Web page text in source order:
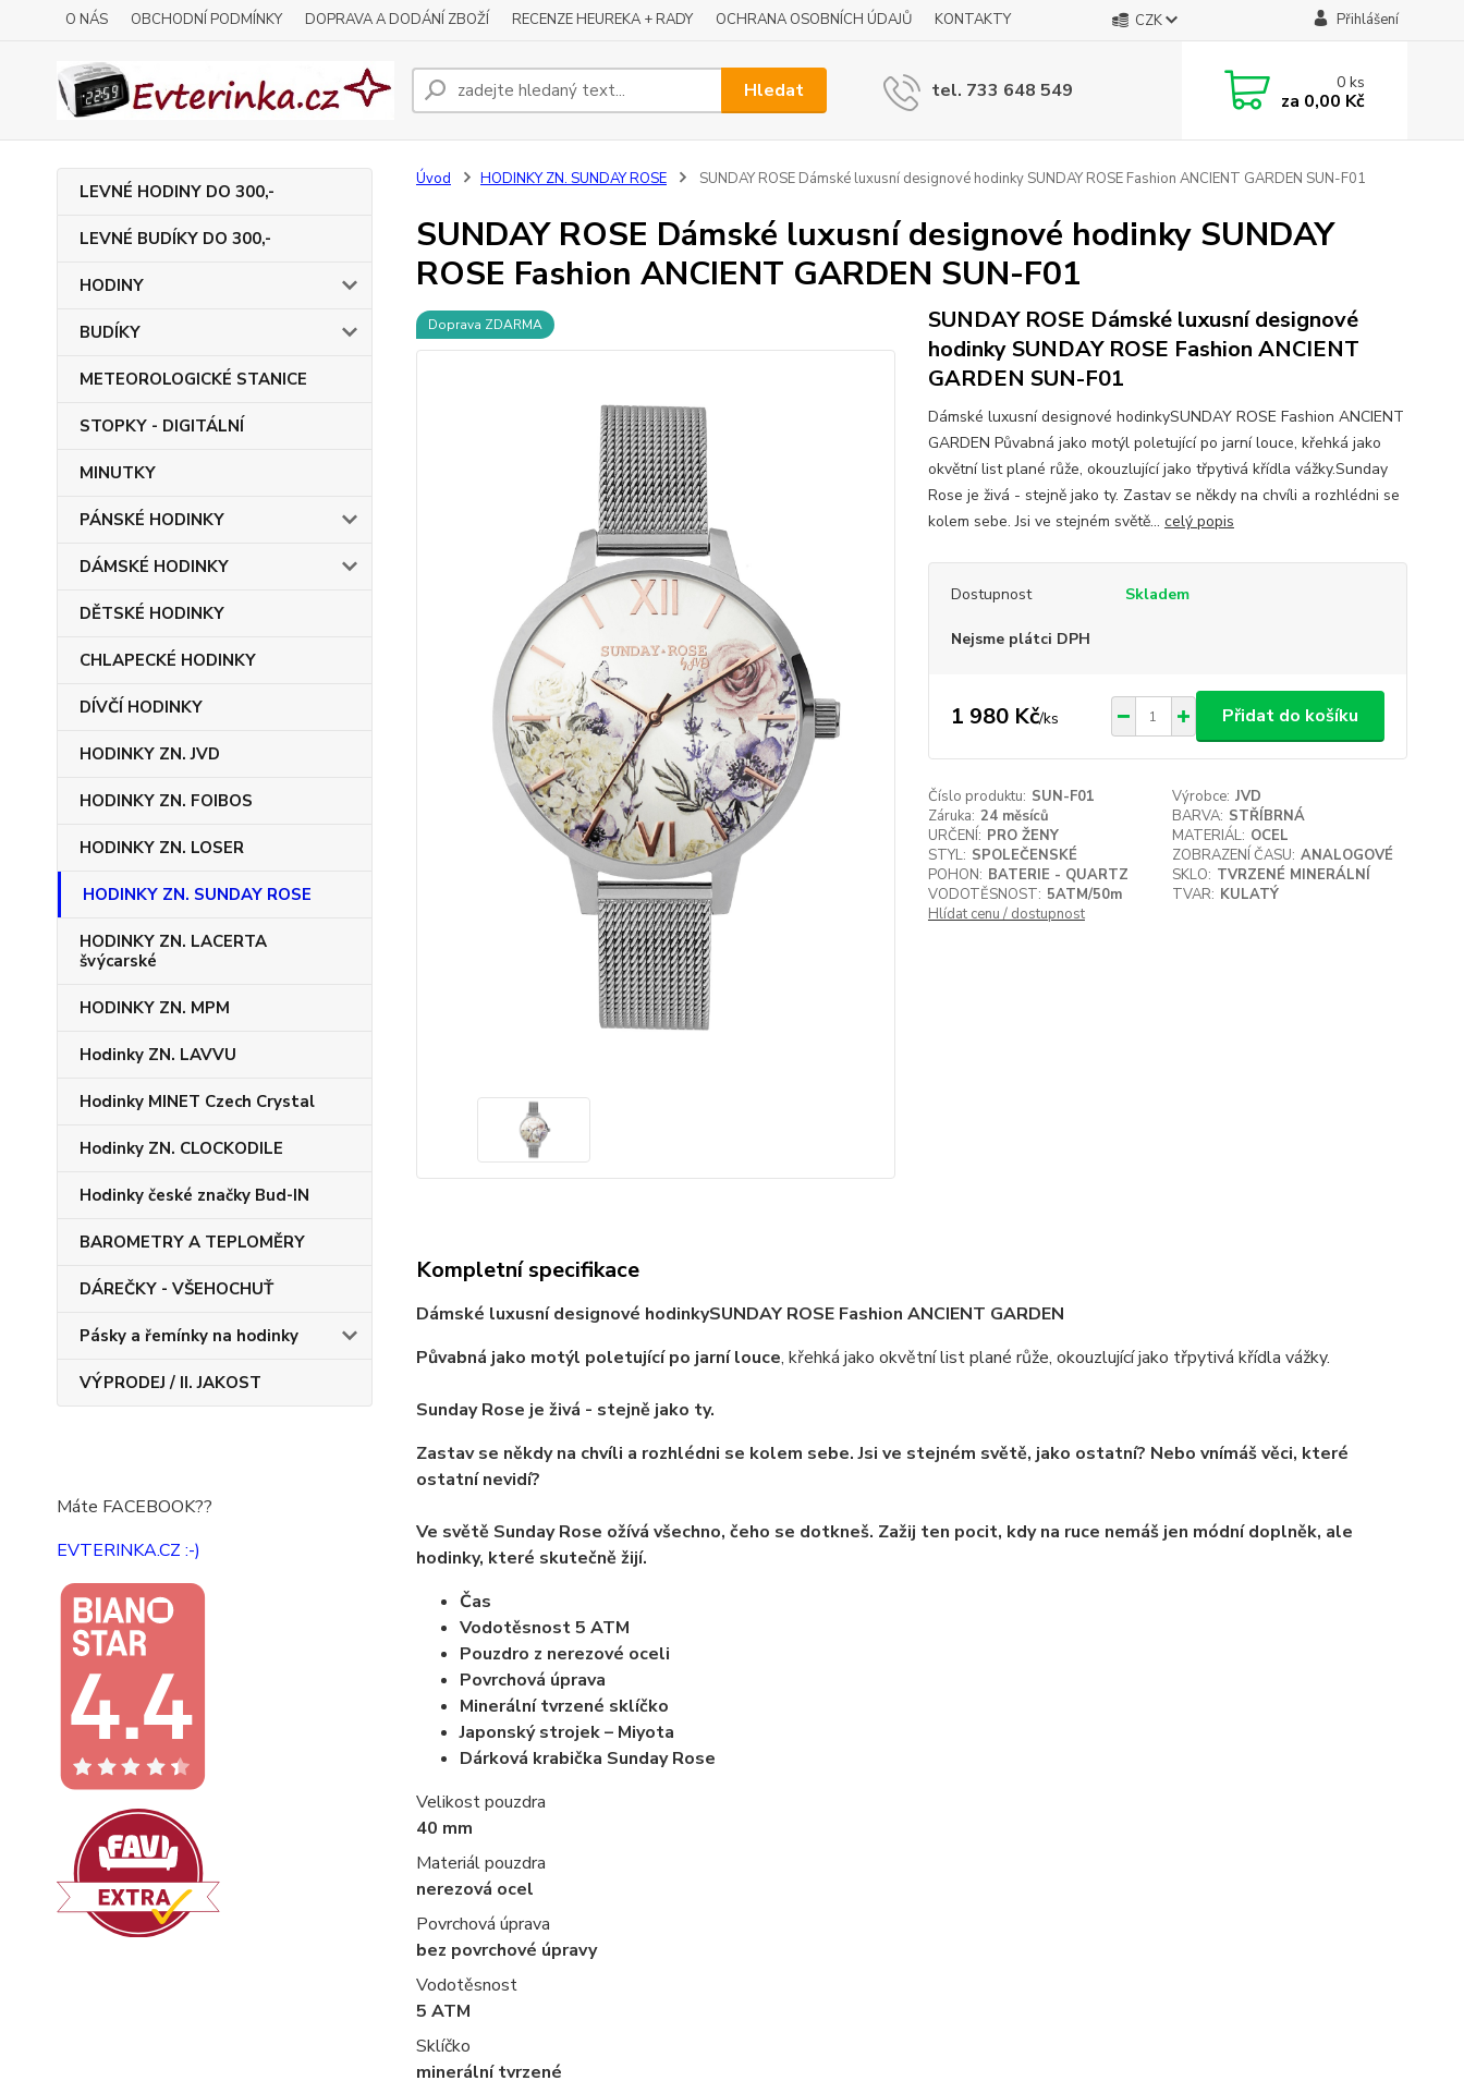
O NÁS OBCHODNÍ PODMÍNKY DOPRAVA A DODÁNÍ ZBOŽÍ RECENZE HEUREKA + RADY OCHRANA OSOBNÍCH ÚDAJŮ KONTAKTY CZK Přihlášení
Hledat tel. 733 648 549 0ks
za 0,00 Kč
LEVNÉ HODINY DO 300,-
LEVNÉ BUDÍKY DO 300,-
HODINY
BUDÍKY
METEOROLOGICKÉ STANICE
STOPKY - DIGITÁLNÍ
MINUTKY
PÁNSKÉ HODINKY
DÁMSKÉ HODINKY
DĚTSKÉ HODINKY
CHLAPECKÉ HODINKY
DÍVČÍ HODINKY
HODINKY ZN. JVD
HODINKY ZN. FOIBOS
HODINKY ZN. LOSER
HODINKY ZN. SUNDAY ROSE
HODINKY ZN. LACERTA
švýcarské
HODINKY ZN. MPM
Hodinky ZN. LAVVU
Hodinky MINET Czech Crystal
Hodinky ZN. CLOCKODILE
Hodinky české značky Bud-IN
BAROMETRY A TEPLOMĚRY
DÁREČKY - VŠEHOCHUŤ
Pásky a řemínky na hodinky
VÝPRODEJ / II. JAKOST
Máte FACEBOOK??
EVTERINKA.CZ :-)
Úvod HODINKY ZN. SUNDAY ROSE SUNDAY ROSE Dámské luxusní designové hodinky SUNDAY ROSE Fashion ANCIENT GARDEN SUN-F01
SUNDAY ROSE Dámské luxusní designové hodinky SUNDAY
ROSE Fashion ANCIENT GARDEN SUN-F01
Doprava ZDARMA
SUNDAY ROSE Dámské luxusní designové
hodinky SUNDAY ROSE Fashion ANCIENT
GARDEN SUN-F01
Dámské luxusní designové hodinkySUNDAY ROSE Fashion ANCIENT
GARDEN Půvabná jako motýl poletující po jarní louce, křehká jako
okvětní list plané růže, okouzlující jako třpytivá křídla vážky.Sunday
Rose je živá - stejně jako ty. Zastav se někdy na chvíli a rozhlédni se
kolem sebe. Jsi ve stejném světě... celý popis
Dostupnost Skladem
Nejsme plátci DPH
1 980 Kč/ks Přidat do košíku
Číslo produktu: SUN-F01 Výrobce: JVD
Záruka: 24 měsíců BARVA: STŘÍBRNÁ
URČENÍ: PRO ŽENY MATERIÁL: OCEL
STYL: SPOLEČENSKÉ ZOBRAZENÍ ČASU: ANALOGOVÉ
POHON: BATERIE - QUARTZ SKLO: TVRZENÉ MINERÁLNÍ
VODOTĚSNOST: 5ATM/50m TVAR: KULATÝ
Hlídat cenu / dostupnost
Kompletní specifikace
Dámské luxusní designové hodinkySUNDAY ROSE Fashion ANCIENT GARDEN
Půvabná jako motýl poletující po jarní louce, křehká jako okvětní list plané růže, okouzlující jako třpytivá křídla vážky.
Sunday Rose je živá - stejně jako ty.
Zastav se někdy na chvíli a rozhlédni se kolem sebe. Jsi ve stejném světě, jako ostatní? Nebo vnímáš věci, které
ostatní nevidí?
Ve světě Sunday Rose ožívá všechno, čeho se dotkneš. Zažij ten pocit, kdy na ruce nemáš jen módní doplněk, ale
hodinky, které skutečně žijí.
Čas
Vodotěsnost 5 ATM
Pouzdro z nerezové oceli
Povrchová úprava
Minerální tvrzené sklíčko
Japonský strojek – Miyota
Dárková krabička Sunday Rose
Velikost pouzdra
40 mm
Materiál pouzdra
nerezová ocel
Povrchová úprava
bez povrchové úpravy
Vodotěsnost
5 ATM
Sklíčko
minerální tvrzené